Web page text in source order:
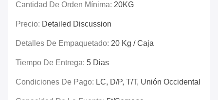
Cantidad De Orden Mínima: 20KG
Precio: Detailed Discussion
Detalles De Empaquetado: 20 Kg / Caja
Tiempo De Entrega: 5 Dias
Condiciones De Pago: LC, D/P, T/T, Unión Occidental